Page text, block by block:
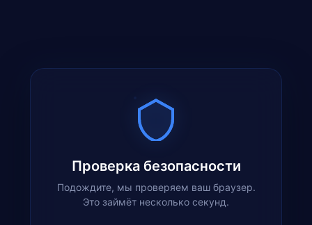
Проверка безопасности
Подождите, мы проверяем ваш браузер.
Это займёт несколько секунд.